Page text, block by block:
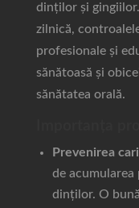
dinților și
zilnică,
profesionale și
sănătoasă și
sănătatea orală.
Prevenirea
de
dinților. O